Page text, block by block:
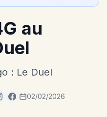
au
: Le Duel
02/02/2026